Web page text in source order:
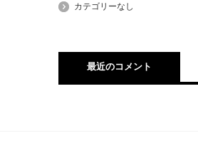
カテゴリーなし
最近のコメント